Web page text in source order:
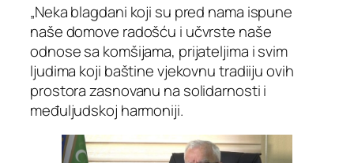
„Neka blagdani koji su pred nama ispune
naše domove radošću i učvrste naše
odnose sa komšijama, prijateljima i svim
ljudima koji baštine vjekovnu tradiiju ovih
prostora zasnovanu na solidarnosti i
međuljudskoj harmoniji.